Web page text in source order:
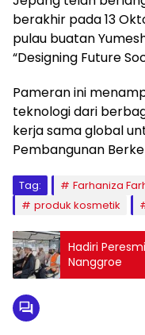
berakhir pada 13
pulau buatan
“Designing Future
Pameran ini
teknologi dari
kerja sama global
Pembangunan
Tag: Farhaniza
produk kosmetik
Hadiri
Nanggroe